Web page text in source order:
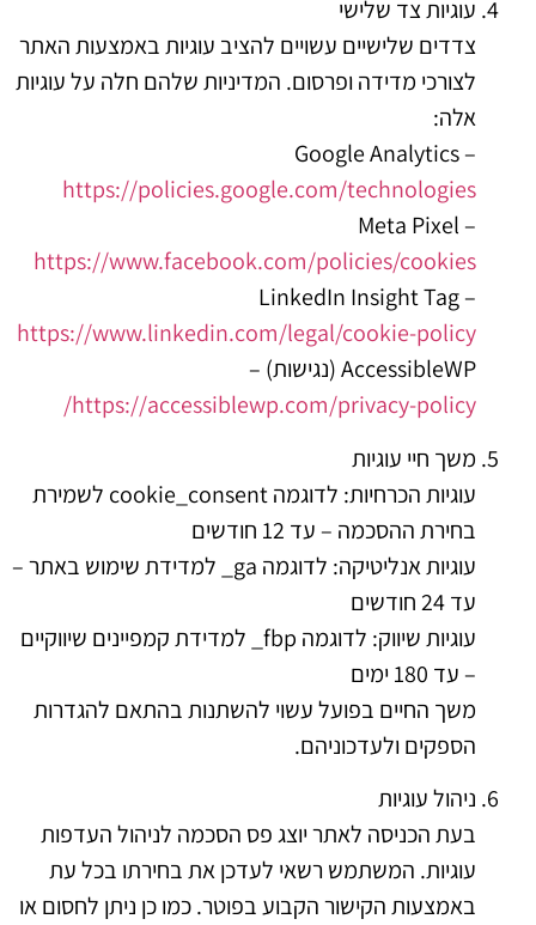
עוגיות צד שלישי
צדדים שלישיים עשויים להציב עוגיות באמצעות האתר
לצורכי מדידה ופרסום. המדיניות שלהם חלה על עוגיות
אלה:
Google Analytics –
https://policies.google.com/technologies
Meta Pixel –
https://www.facebook.com/policies/cookies
LinkedIn Insight Tag –
https://www.linkedin.com/legal/cookie-policy
AccessibleWP (נגישות) –
https://accessiblewp.com/privacy-policy/
משך חיי עוגיות
עוגיות הכרחיות: לדוגמה cookie_consent לשמירת
בחירת ההסכמה – עד 12 חודשים
עוגיות אנליטיקה: לדוגמה ‎_ga למדידת שימוש באתר –
עד 24 חודשים
עוגיות שיווק: לדוגמה ‎_fbp למדידת קמפיינים שיווקיים
– עד 180 ימים
משך החיים בפועל עשוי להשתנות בהתאם להגדרות
הספקים ולעדכוניהם.
ניהול עוגיות
בעת הכניסה לאתר יוצג פס הסכמה לניהול העדפות
עוגיות. המשתמש רשאי לעדכן את בחירתו בכל עת
באמצעות הקישור הקבוע בפוטר. כמו כן ניתן לחסום או